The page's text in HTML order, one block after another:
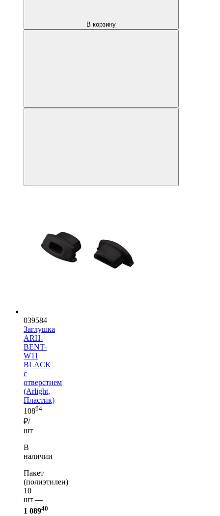
В корзину
039584
Заглушка
ARH-
BENT-
W11
BLACK
с
отверстием
(Arlight,
Пластик)
10894
₽/
шт
В
наличии
Пакет
(полиэтилен)
10
шт —
1 08940